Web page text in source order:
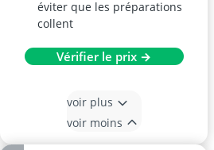
éviter que les préparations
collent
Vérifier le prix →
voir plus
voir moins